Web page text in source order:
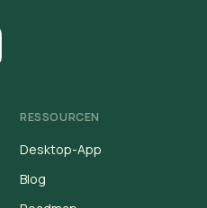
RESSOURCEN
Desktop-App
Blog